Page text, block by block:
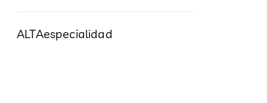
ALTAespecialidad